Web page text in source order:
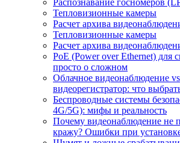
Распознавание госномеров
Тепловизионные камеры
Расчет архива
Тепловизионные камеры
Расчет архива
PoE (Power over Ethernet) для
просто о сложном
Облачное видеонаблюдение
видеорегистратор: что
Беспроводные системы
4G/5G): мифы и реальность
Почему видеонаблюдение не
кражу? Ошибки при